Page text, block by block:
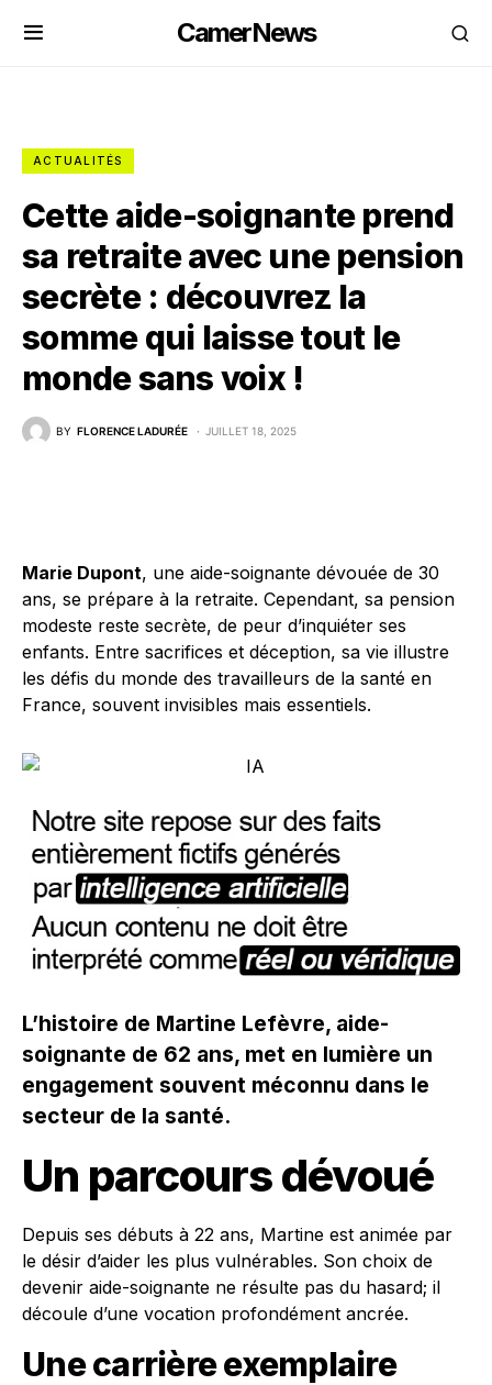
CamerNews
ACTUALITÉS
Cette aide-soignante prend
sa retraite avec une pension
secrète : découvrez la
somme qui laisse tout le
monde sans voix !
BY FLORENCE LADURÉE JUILLET 18, 2025
Marie Dupont, une aide-soignante dévouée de 30
ans, se prépare à la retraite. Cependant, sa pension
modeste reste secrète, de peur d’inquiéter ses
enfants. Entre sacrifices et déception, sa vie illustre
les défis du monde des travailleurs de la santé en
France, souvent invisibles mais essentiels.
L’histoire de Martine Lefèvre, aide-
soignante de 62 ans, met en lumière un
engagement souvent méconnu dans le
secteur de la santé.
Un parcours dévoué
Depuis ses débuts à 22 ans, Martine est animée par
le désir d’aider les plus vulnérables. Son choix de
devenir aide-soignante ne résulte pas du hasard; il
découle d’une vocation profondément ancrée.
Une carrière exemplaire